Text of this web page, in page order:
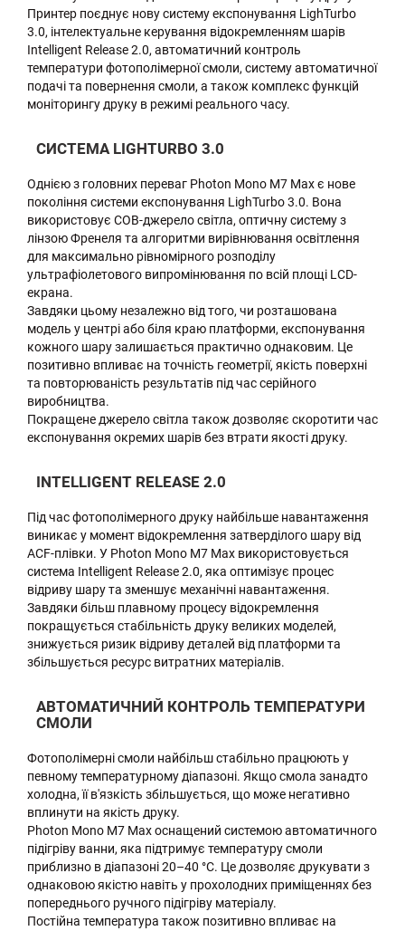
Принтер поєднує нову систему експонування LighTurbo
3.0, інтелектуальне керування відокремленням шарів
Intelligent Release 2.0, автоматичний контроль
температури фотополімерної смоли, систему автоматичної
подачі та повернення смоли, а також комплекс функцій
моніторингу друку в режимі реального часу.
СИСТЕМА LIGHTURBO 3.0
Однією з головних переваг Photon Mono M7 Max є нове
покоління системи експонування LighTurbo 3.0. Вона
використовує COB-джерело світла, оптичну систему з
лінзою Френеля та алгоритми вирівнювання освітлення
для максимально рівномірного розподілу
ультрафіолетового випромінювання по всій площі LCD-
екрана.
Завдяки цьому незалежно від того, чи розташована
модель у центрі або біля краю платформи, експонування
кожного шару залишається практично однаковим. Це
позитивно впливає на точність геометрії, якість поверхні
та повторюваність результатів під час серійного
виробництва.
Покращене джерело світла також дозволяє скоротити час
експонування окремих шарів без втрати якості друку.
INTELLIGENT RELEASE 2.0
Під час фотополімерного друку найбільше навантаження
виникає у момент відокремлення затверділого шару від
ACF-плівки. У Photon Mono M7 Max використовується
система Intelligent Release 2.0, яка оптимізує процес
відриву шару та зменшує механічні навантаження.
Завдяки більш плавному процесу відокремлення
покращується стабільність друку великих моделей,
знижується ризик відриву деталей від платформи та
збільшується ресурс витратних матеріалів.
АВТОМАТИЧНИЙ КОНТРОЛЬ ТЕМПЕРАТУРИ
СМОЛИ
Фотополімерні смоли найбільш стабільно працюють у
певному температурному діапазоні. Якщо смола занадто
холодна, її в'язкість збільшується, що може негативно
вплинути на якість друку.
Photon Mono M7 Max оснащений системою автоматичного
підігріву ванни, яка підтримує температуру смоли
приблизно в діапазоні 20–40 °C. Це дозволяє друкувати з
однаковою якістю навіть у прохолодних приміщеннях без
попереднього ручного підігріву матеріалу.
Постійна температура також позитивно впливає на